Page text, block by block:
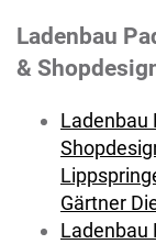
Ladenbau
&
Ladenbau
Gärtner
Ladenbau